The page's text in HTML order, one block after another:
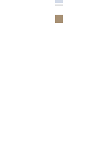
Khaki